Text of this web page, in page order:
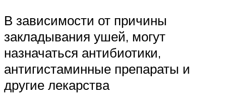
В зависимости от причины
закладывания ушей, могут
назначаться антибиотики,
антигистаминные препараты и
другие лекарства